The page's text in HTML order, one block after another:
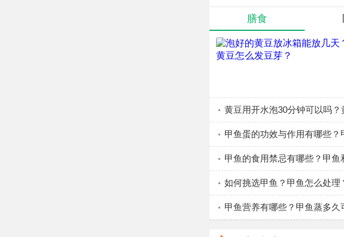
膳食
黄豆用开水泡30分钟可以吗？
甲鱼蛋的功效与作用有哪些？
甲鱼的食用禁忌有哪些？甲鱼
如何挑选甲鱼？甲鱼怎么处理
甲鱼营养有哪些？甲鱼蒸多久